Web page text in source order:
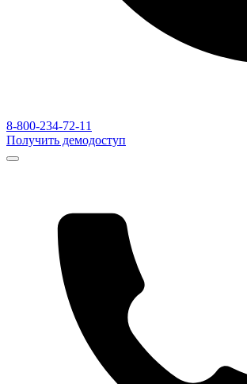
8-800-234-72-11
Получить демодоступ